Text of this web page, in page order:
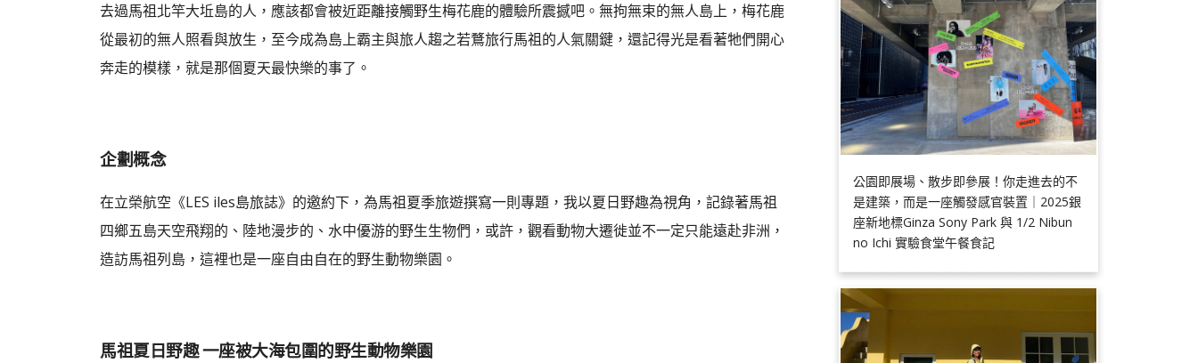
去過馬祖北竿大坵島的人，應該都會被近距離接觸野生梅花鹿的體驗所震撼吧。無拘無束的無人島上，梅花鹿
從最初的無人照看與放生，至今成為島上霸主與旅人趨之若鶩旅行馬祖的人氣關鍵，還記得光是看著牠們開心
奔走的模樣，就是那個夏天最快樂的事了。
企劃概念
在立榮航空《LES iles島旅誌》的邀約下，為馬祖夏季旅遊撰寫一則專題，我以夏日野趣為視角，記錄著馬祖
四鄉五島天空飛翔的、陸地漫步的、水中優游的野生生物們，或許，觀看動物大遷徙並不一定只能遠赴非洲，
造訪馬祖列島，這裡也是一座自由自在的野生動物樂園。
馬祖夏日野趣 一座被大海包圍的野生動物樂園
公園即展場、散步即參展！你走進去的不
是建築，而是一座觸發感官裝置｜2025銀
座新地標Ginza Sony Park 與 1/2 Nibun
no Ichi 實驗食堂午餐食記